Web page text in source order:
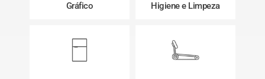
Gráfico Higiene e Limpeza